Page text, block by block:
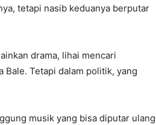
tetapi nasib keduanya berputar
drama, lihai mencari
Bale. Tetapi dalam politik, yang
musik yang bisa diputar ulang